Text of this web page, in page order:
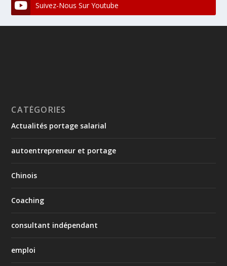
Suivez-Nous Sur Youtube
CATÉGORIES
Actualités portage salarial
autoentrepreneur et portage
Chinois
Coaching
consultant indépendant
emploi